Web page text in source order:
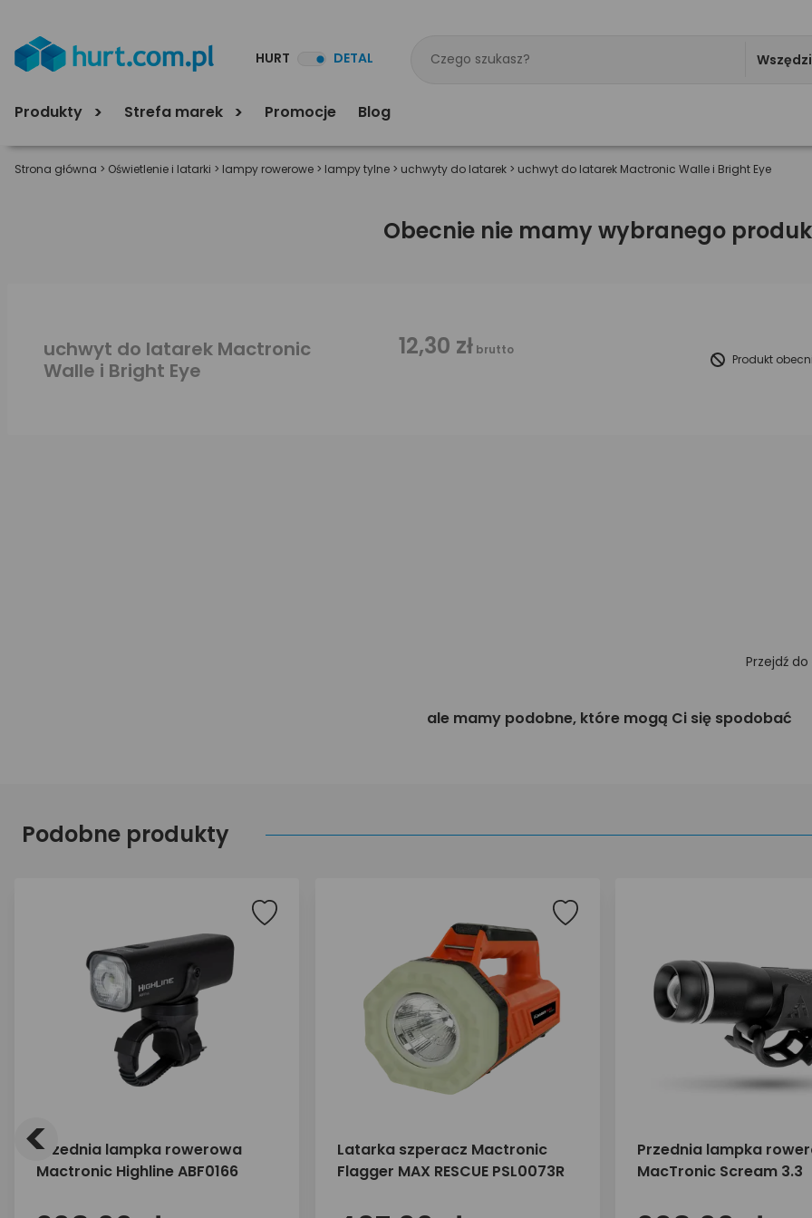
HURT DETAL
Produkty Strefa marek Promocje Blog
Strona główna > Oświetlenie i latarki > lampy rowerowe > lampy tylne > uchwyty do latarek > uchwyt do latarek Mactronic Walle i Bright Eye
Obecnie nie mamy wybranego
uchwyt do latarek Mactronic
Walle i Bright Eye
12,30 zł brutto
Produkt
Przejdź do
ale mamy podobne, które mogą Ci się spodobać
Podobne produkty
Przednia lampka rowerowa
Mactronic Highline ABF0166
Latarka szperacz Mactronic
Flagger MAX RESCUE PSL0073R
Przednia lampka
MacTronic Scream 3.3
<